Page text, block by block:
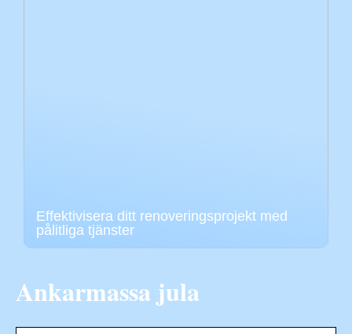
Effektivisera ditt renoveringsprojekt med
pålitliga tjänster
Ankarmassa jula